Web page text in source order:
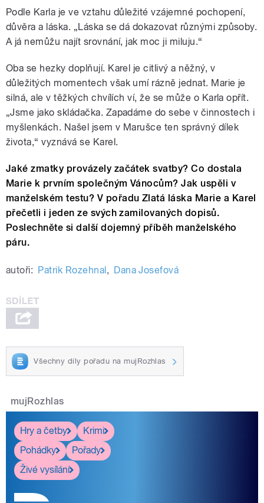
Podle Karla je ve vztahu důležité vzájemné pochopení,
důvěra a láska. „Láska se dá dokazovat různými způsoby.
A já nemůžu najít srovnání, jak moc ji miluju.“
Oba se hezky doplňují. Karel je citlivý a něžný, v
důležitých momentech však umí rázně jednat. Marie je
silná, ale v těžkých chvílích ví, že se může o Karla opřít.
„Jsme jako skládačka. Zapadáme do sebe v činnostech i
myšlenkách. Našel jsem v Marušce ten správný dílek
života,“ vyznává se Karel.
Jaké zmatky provázely začátek svatby? Co dostala
Marie k prvním společným Vánocům? Jak uspěli v
manželském testu? V pořadu Zlatá láska Marie a Karel
přečetli i jeden ze svých zamilovaných dopisů.
Poslechněte si další dojemný příběh manželského
páru.
autoři: Patrik Rozehnal, Dana Josefová
Všechny díly pořadu na mujRozhlas
mujRozhlas
Hry a četby
Krimi
Pohádky
Pořady
Živé vysílání